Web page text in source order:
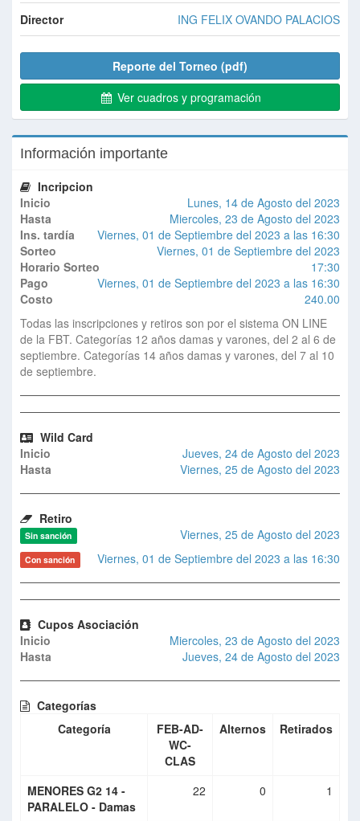
Director ING FELIX OVANDO PALACIOS
Reporte del Torneo (pdf)
Ver cuadros y programación
Información importante
Incripcion
Inicio
Lunes, 14 de Agosto del 2023
Hasta
Miercoles, 23 de Agosto del 2023
Ins. tardía
Viernes, 01 de Septiembre del 2023 a las 16:30
Sorteo
Viernes, 01 de Septiembre del 2023
Horario Sorteo
17:30
Pago
Viernes, 01 de Septiembre del 2023 a las 16:30
Costo
240.00
Todas las inscripciones y retiros son por el sistema ON LINE
de la FBT. Categorías 12 años damas y varones, del 2 al 6 de
septiembre. Categorías 14 años damas y varones, del 7 al 10
de septiembre.
Wild Card
Inicio
Jueves, 24 de Agosto del 2023
Hasta
Viernes, 25 de Agosto del 2023
Retiro
Sin sanción Viernes, 25 de Agosto del 2023
Con sanción Viernes, 01 de Septiembre del 2023 a las 16:30
Cupos Asociación
Inicio
Miercoles, 23 de Agosto del 2023
Hasta
Jueves, 24 de Agosto del 2023
Categorías
Categoría
FEB-AD-
WC-
CLAS
Alternos Retirados
MENORES G2 14 -
PARALELO - Damas
22 0 1